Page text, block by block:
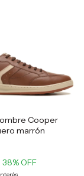
Cooper
marrón
38% OFF